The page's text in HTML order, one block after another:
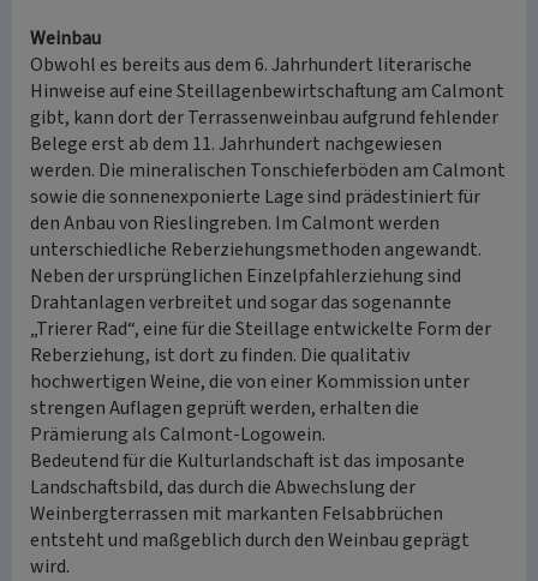
Weinbau
Obwohl es bereits aus dem 6. Jahrhundert literarische
Hinweise auf eine Steillagenbewirtschaftung am Calmont
gibt, kann dort der Terrassenweinbau aufgrund fehlender
Belege erst ab dem 11. Jahrhundert nachgewiesen
werden. Die mineralischen Tonschieferböden am Calmont
sowie die sonnenexponierte Lage sind prädestiniert für
den Anbau von Rieslingreben. Im Calmont werden
unterschiedliche Reberziehungsmethoden angewandt.
Neben der ursprünglichen Einzelpfahlerziehung sind
Drahtanlagen verbreitet und sogar das sogenannte
„Trierer Rad“, eine für die Steillage entwickelte Form der
Reberziehung, ist dort zu finden. Die qualitativ
hochwertigen Weine, die von einer Kommission unter
strengen Auflagen geprüft werden, erhalten die
Prämierung als Calmont-Logowein.
Bedeutend für die Kulturlandschaft ist das imposante
Landschaftsbild, das durch die Abwechslung der
Weinbergterrassen mit markanten Felsabbrüchen
entsteht und maßgeblich durch den Weinbau geprägt
wird.